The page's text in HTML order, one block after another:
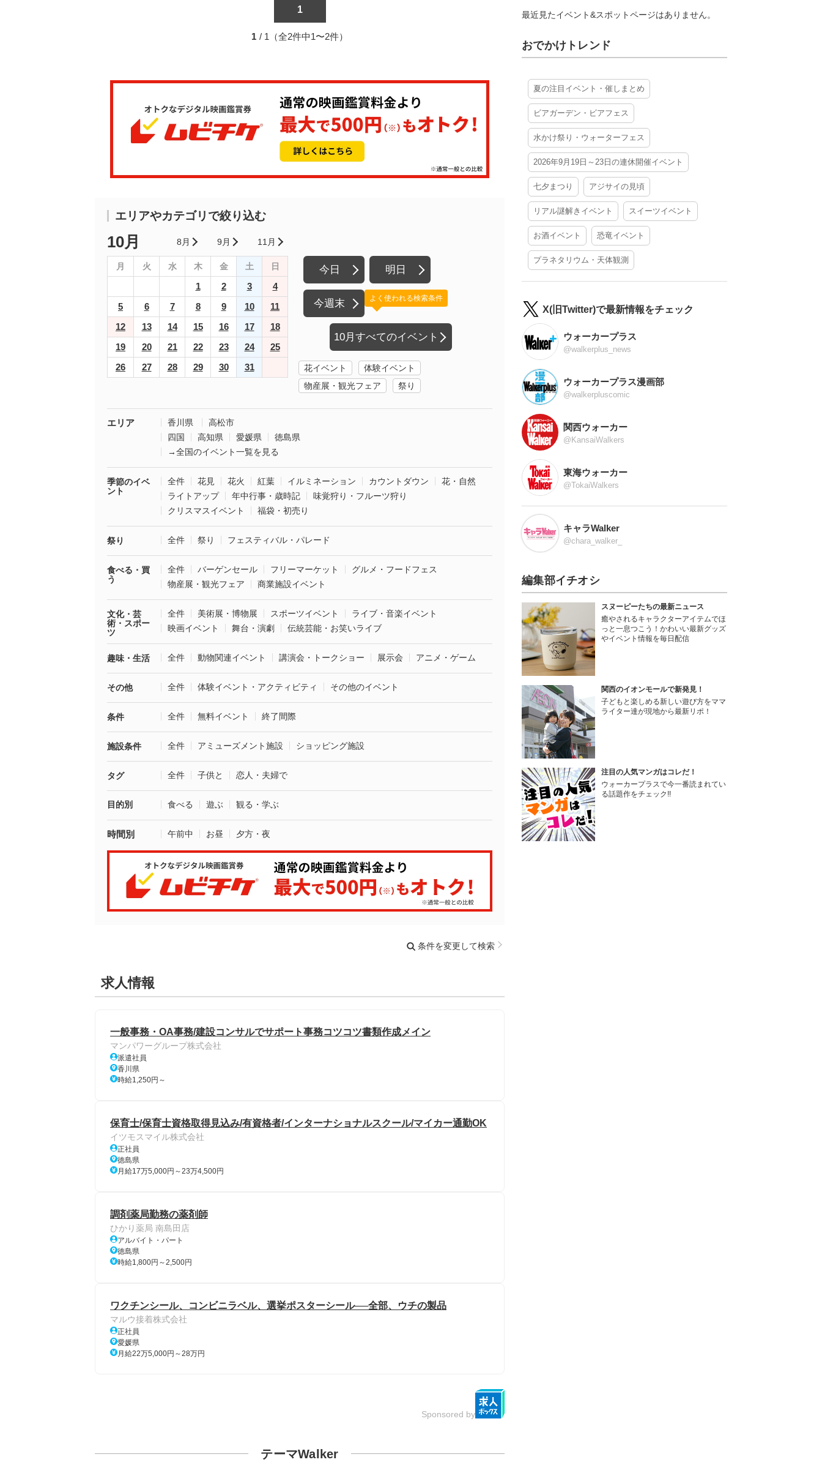
1
1 / 1（全2件中1〜2件）
エリアやカテゴリで絞り込む
10月 8月 9月 11月
月 火 水 木 金 土 日
1 2 3
4
5
6 7 8 9 10
11
12
13 14 15 16 17
18
19
20 21 22 23 24
25
26
27 28 29 30 31
今日 明日
今週末
10月すべてのイベント
よく使われる検索条件
花イベント
体験イベント
物産展・観光フェア
祭り
エリア 香川県
高松市
四国
高知県 愛媛県
徳島県
→全国のイベント一覧を見る
季節のイベ
ント
全件 花見 花火 紅葉 イルミネーション カウントダウン
花・自然
ライトアップ
年中行事・歳時記
味覚狩り・フルーツ狩り
クリスマスイベント
福袋・初売り
祭り 全件 祭り フェスティバル・パレード
食べる・買
う
全件 バーゲンセール フリーマーケット
グルメ・フードフェス
物産展・観光フェア
商業施設イベント
文化・芸
術・スポー
ツ
全件 美術展・博物展 スポーツイベント
ライブ・音楽イベント
映画イベント
舞台・演劇 伝統芸能・お笑いライブ
趣味・生活 全件 動物関連イベント 講演会・トークショー 展示会 アニメ・ゲーム
その他 全件 体験イベント・アクティビティ その他のイベント
条件 全件 無料イベント 終了間際
施設条件 全件 アミューズメント施設 ショッピング施設
タグ 全件 子供と 恋人・夫婦で
目的別 食べる 遊ぶ 観る・学ぶ
時間別 午前中 お昼 夕方・夜
条件を変更して検索
求人情報
一般事務・OA事務/建設コンサルでサポート事務コツコツ書類作成メイン
マンパワーグループ株式会社
派遣社員
香川県
時給1,250円～
保育士/保育士資格取得見込み/有資格者/インターナショナルスクール/マイカー通勤OK
イツモスマイル株式会社
正社員
徳島県
月給17万5,000円～23万4,500円
調剤薬局勤務の薬剤師
ひかり薬局 南島田店
アルバイト・パート
徳島県
時給1,800円～2,500円
ワクチンシール、コンビニラベル、選挙ポスターシール──全部、ウチの製品
マルウ接着株式会社
正社員
愛媛県
月給22万5,000円～28万円
Sponsored by
テーマWalker
最近見たイベント&スポットページはありません。
おでかけトレンド
夏の注目イベント・催しまとめ
ビアガーデン・ビアフェス
水かけ祭り・ウォーターフェス
2026年9月19日～23日の連休開催イベント
七夕まつり アジサイの見頃
リアル謎解きイベント スイーツイベント
お酒イベント 恐竜イベント
プラネタリウム・天体観測
X(旧Twitter)で最新情報をチェック
ウォーカープラス
@walkerplus_news
ウォーカープラス漫画部
@walkerpluscomic
関西ウォーカー
@KansaiWalkers
東海ウォーカー
@TokaiWalkers
キャラWalker
@chara_walker_
編集部イチオシ
スヌーピーたちの最新ニュース
癒やされるキャラクターアイテムでほ
っと一息つこう！かわいい最新グッズ
やイベント情報を毎日配信
関西のイオンモールで新発見！
子どもと楽しめる新しい遊び方をママ
ライター達が現地から最新リポ！
注目の人気マンガはコレだ！
ウォーカープラスで今一番読まれてい
る話題作をチェック!!